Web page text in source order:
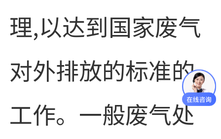
理,以达到国家废气
对外排放的标准的
工作。一般废气处